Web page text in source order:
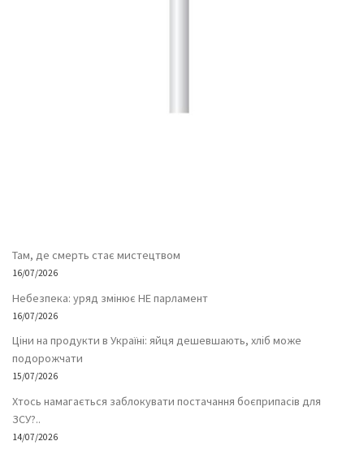
Там, де смерть стає мистецтвом
16/07/2026
Небезпека: уряд змінює НЕ парламент
16/07/2026
Ціни на продукти в Україні: яйця дешевшають, хліб може
подорожчати
15/07/2026
Хтось намагається заблокувати постачання боєприпасів для
ЗСУ?..
14/07/2026